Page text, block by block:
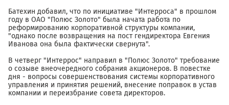
Батехин добавил, что по инициативе "Интерроса" в прошлом
году в ОАО "Полюс Золото" была начата работа по
реформированию корпоративной структуры компании,
"однако после возвращения на пост гендиректора Евгения
Иванова она была фактически свернута".
В четверг "Интеррос" направил в "Полюс Золото" требование
о созыве внеочередного собрания акционеров. В повестке
дня - вопросы совершенствования системы корпоративного
управления и принятия решений, внесение поправок в устав
компании и переизбрание совета директоров.